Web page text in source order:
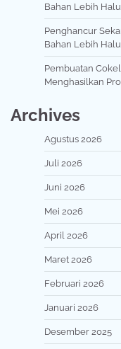
Bahan Lebih
Penghancur
Bahan Lebih
Pembuatan
Menghasilkan
Archives
Agustus 2026
Juli 2026
Juni 2026
Mei 2026
April 2026
Maret 2026
Februari 2026
Januari 2026
Desember 2025